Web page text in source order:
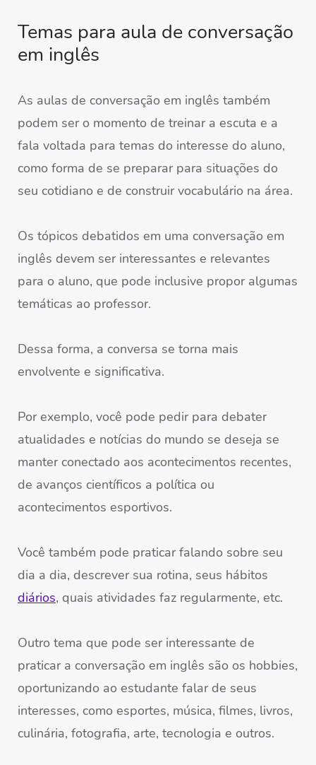
Temas para aula de conversação
em inglês
As aulas de conversação em inglês também
podem ser o momento de treinar a escuta e a
fala voltada para temas do interesse do aluno,
como forma de se preparar para situações do
seu cotidiano e de construir vocabulário na área.
Os tópicos debatidos em uma conversação em
inglês devem ser interessantes e relevantes
para o aluno, que pode inclusive propor algumas
temáticas ao professor.
Dessa forma, a conversa se torna mais
envolvente e significativa.
Por exemplo, você pode pedir para debater
atualidades e notícias do mundo se deseja se
manter conectado aos acontecimentos recentes,
de avanços científicos a política ou
acontecimentos esportivos.
Você também pode praticar falando sobre seu
dia a dia, descrever sua rotina, seus hábitos
diários, quais atividades faz regularmente, etc.
Outro tema que pode ser interessante de
praticar a conversação em inglês são os hobbies,
oportunizando ao estudante falar de seus
interesses, como esportes, música, filmes, livros,
culinária, fotografia, arte, tecnologia e outros.